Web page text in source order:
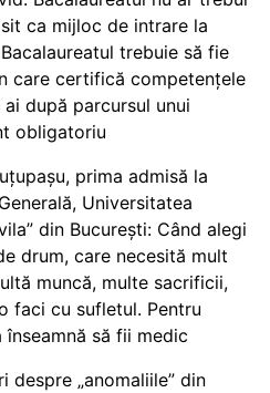
ca mijloc de intrare la
trebuie să fie
care certifică competențele
după parcursul unui
obligatoriu
prima admisă la
Universitatea
din București: Când alegi
drum, care necesită mult
muncă, multe sacrificii,
faci cu sufletul. Pentru
înseamnă să fii medic
despre „anomaliile” din